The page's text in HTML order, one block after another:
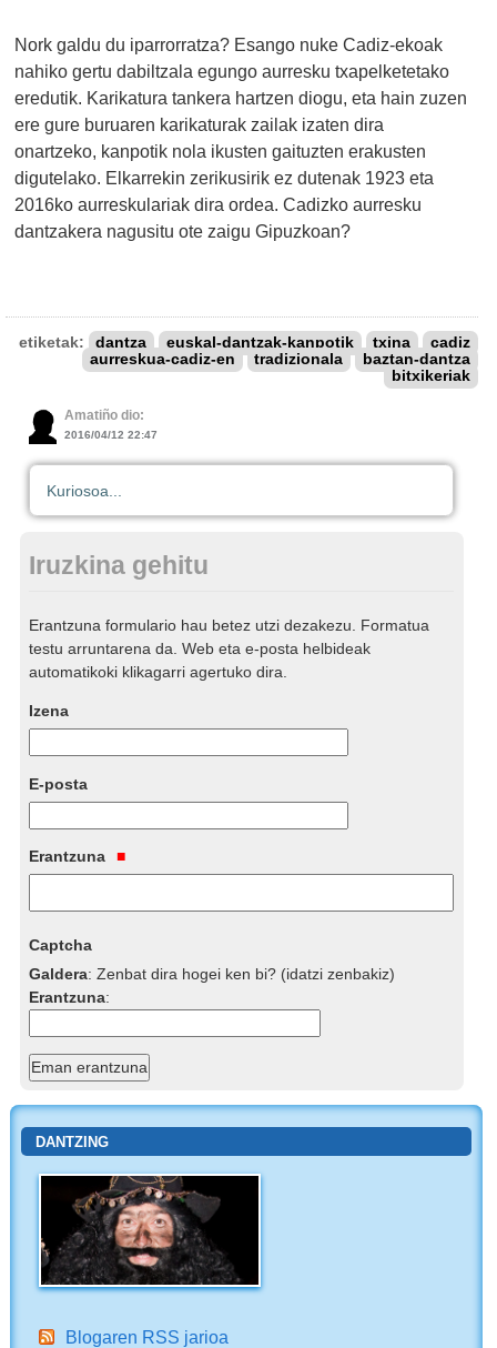
Nork galdu du iparrorratza? Esango nuke Cadiz-ekoak
nahiko gertu dabiltzala egungo aurresku txapelketetako
eredutik. Karikatura tankera hartzen diogu, eta hain zuzen
ere gure buruaren karikaturak zailak izaten dira
onartzeko, kanpotik nola ikusten gaituzten erakusten
digutelako. Elkarrekin zerikusirik ez dutenak 1923 eta
2016ko aurreskulariak dira ordea. Cadizko aurresku
dantzakera nagusitu ote zaigu Gipuzkoan?
etiketak: dantza euskal-dantzak-kanpotik txina
cadiz
aurreskua-cadiz-en
tradizionala
baztan-dantza
bitxikeriak
Amatiño dio:
2016/04/12 22:47
Kuriosoa...
Iruzkina gehitu
Erantzuna formulario hau betez utzi dezakezu. Formatua
testu arruntarena da. Web eta e-posta helbideak
automatikoki klikagarri agertuko dira.
Izena
E-posta
Erantzuna
Captcha
Galdera:Zenbat dira hogei ken bi? (idatzi zenbakiz)
Erantzuna:
DANTZING
Blogaren RSS jarioa